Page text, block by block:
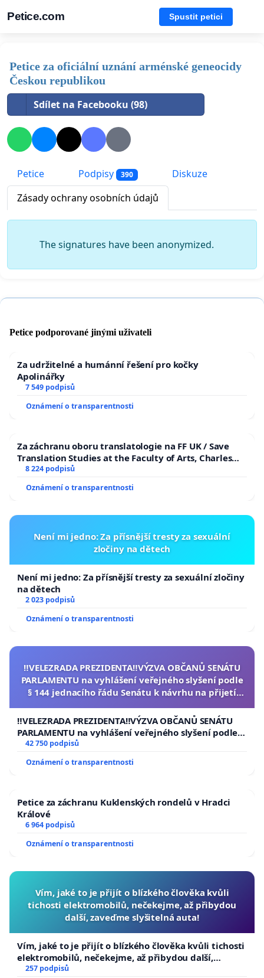
Petice.com Spustit petici
Petice za oficiální uznání arménské geneocidy
Českou republikou
Sdílet na Facebooku (98)
Petice Podpisy 390
Diskuze
Zásady ochrany osobních údajů
The signatures have been anonymized.
Petice podporované jinými uživateli
Za udržitelné a humánní řešení pro kočky
Apolinářky
7 549 podpisů
Oznámení o transparentnosti
Za záchranu oboru translatologie na FF UK / Save
Translation Studies at the Faculty of Arts, Charles
University
8 224 podpisů
Oznámení o transparentnosti
Není mi jedno: Za přísnější tresty za sexuální
zločiny na dětech
Není mi jedno: Za přísnější tresty za sexuální zločiny
na dětech
2 023 podpisů
Oznámení o transparentnosti
‼️VELEZRADA PREZIDENTA‼️VÝZVA OBČANŮ SENÁTU
PARLAMENTU na vyhlášení veřejného slyšení podle
§ 144 jednacího řádu Senátu k návrhu na přijetí
republiky
‼️VELEZRADA PREZIDENTA‼️VÝZVA OBČANŮ SENÁTU
PARLAMENTU na vyhlášení veřejného slyšení podle §
144 jednacího řádu Senátu k návrhu na přijetí
republiky
42 750 podpisů
Oznámení o transparentnosti
Petice za záchranu Kuklenských rondelů v Hradci
Králové
6 964 podpisů
Oznámení o transparentnosti
Vím, jaké to je přijít o blízkého člověka kvůli
tichosti elektromobilů, nečekejme, až přibydou
další, zaveďme slyšitelná auta!
Vím, jaké to je přijít o blízkého člověka kvůli tichosti
elektromobilů, nečekejme, až přibydou další,
zaveďme slyšitelná auta!
257 podpisů